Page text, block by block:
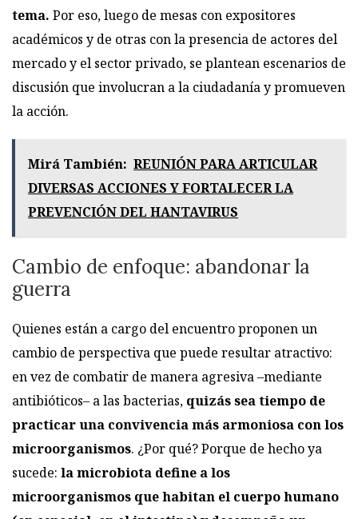
tema. Por eso, luego de mesas con expositores
académicos y de otras con la presencia de actores del
mercado y el sector privado, se plantean escenarios de
discusión que involucran a la ciudadanía y promueven
la acción.
Mirá También: REUNIÓN PARA ARTICULAR
DIVERSAS ACCIONES Y FORTALECER LA
PREVENCIÓN DEL HANTAVIRUS
Cambio de enfoque: abandonar la
guerra
Quienes están a cargo del encuentro proponen un
cambio de perspectiva que puede resultar atractivo:
en vez de combatir de manera agresiva –mediante
antibióticos– a las bacterias, quizás sea tiempo de
practicar una convivencia más armoniosa con los
microorganismos. ¿Por qué? Porque de hecho ya
sucede: la microbiota define a los
microorganismos que habitan el cuerpo humano